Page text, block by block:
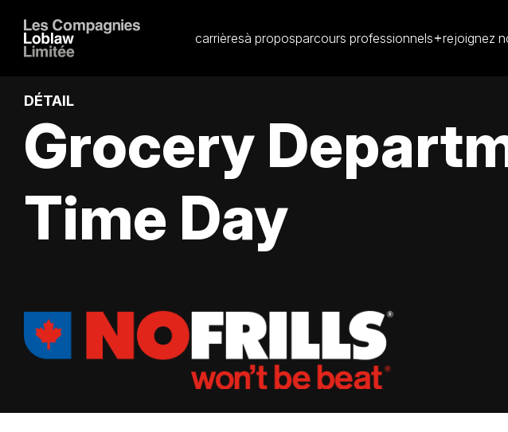
carrièresà proposparcours professionnels rejoignez
DÉTAIL
Grocery
Time Day